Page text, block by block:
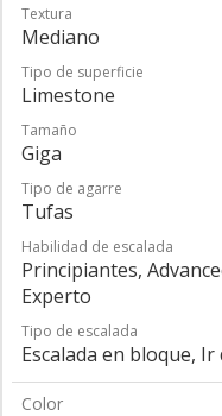
Textura
Mediano
Tipo de superficie
Limestone
Tamaño
Giga
Tipo de agarre
Tufas
Habilidad de escalada
Principiantes,
Experto
Tipo de escalada
Escalada en bloque,
Color